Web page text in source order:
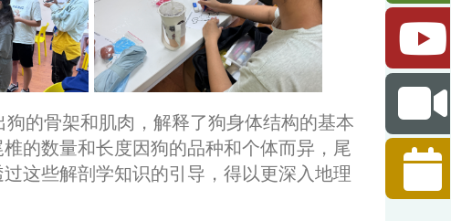
的骨架和肌肉，解释了狗身体结构的基本
的数量和长度因狗的品种和个体而异，尾
这些解剖学知识的引导，得以更深入地理